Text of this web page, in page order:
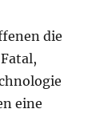
die
eine